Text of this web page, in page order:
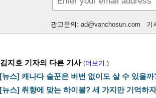
광고문의: ad@vanchosun.com 기
김지호 기자의 다른 기사 (더보기.)
[뉴스] 캐나다 술꾼은 버번 없이도 살 수 있을까
[뉴스] 취향에 맞는 하이볼? 세 가지만 기억하자